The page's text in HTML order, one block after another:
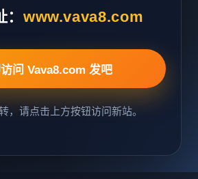
www.vava8.com
问 Vava8.com 发吧
，请点击上方按钮访问新站。